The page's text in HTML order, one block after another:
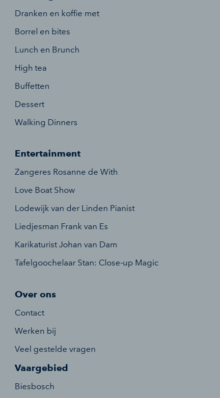
Dranken en koffie met
Borrel en bites
Lunch en Brunch
High tea
Buffetten
Dessert
Walking Dinners
Entertainment
Zangeres Rosanne de With
Love Boat Show
Lodewijk van der Linden Pianist
Liedjesman Frank van Es
Karikaturist Johan van Dam
Tafelgoochelaar Stan: Close-up Magic
Over ons
Contact
Werken bij
Veel gestelde vragen
Vaargebied
Biesbosch